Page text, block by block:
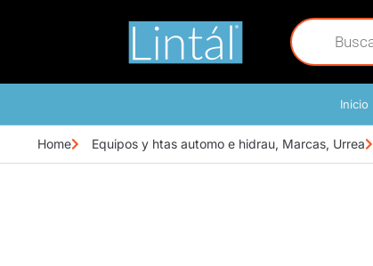
Inicio
Home Equipos y htas automo e hidrau, Marcas, Urrea